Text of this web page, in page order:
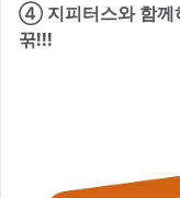
④ 지피터스와 함께
꾺!!!